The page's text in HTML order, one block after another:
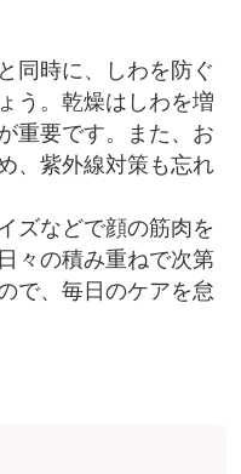
同時に、しわを防ぐ
う。乾燥はしわを増
重要です。また、お
、紫外線対策も忘れ
ズなどで顔の筋肉を
々の積み重ねで次第
で、毎日のケアを怠